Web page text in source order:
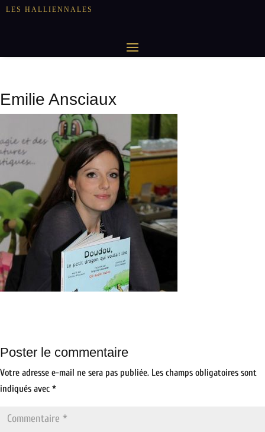
LES HALLIENNALES
Emilie Ansciaux
Poster le commentaire
Votre adresse e-mail ne sera pas publiée. Les champs obligatoires sont
indiqués avec *